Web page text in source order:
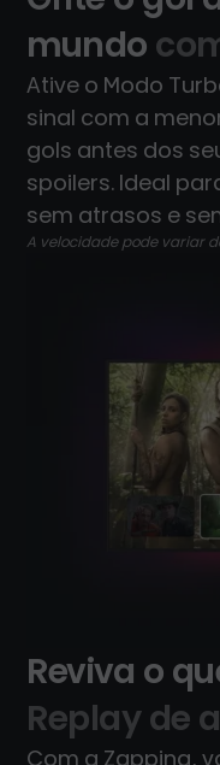
mundo
Ative o Modo
sinal com a
gols antes dos
spoilers. Ideal
sem atrasos e
A velocidade pode variar
Reviva o
Replay de
Com a Zapping,